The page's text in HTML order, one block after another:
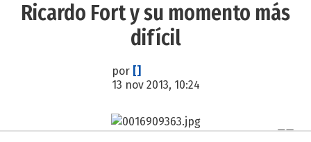
Ricardo Fort y su momento más
difícil
por []
13 nov 2013, 10:24